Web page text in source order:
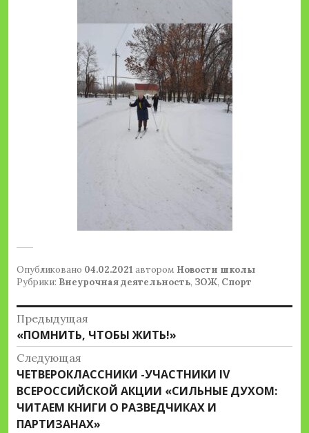
Опубликовано 04.02.2021 автором Новости школы
Рубрики: Внеурочная деятельность, ЗОЖ, Спорт
Навигация
по
записям
Предыдущая
Предыдущая
запись:
«ПОМНИТЬ, ЧТОБЫ ЖИТЬ!»
Следующая
Следующая
запись:
ЧЕТВЕРОКЛАССНИКИ -УЧАСТНИКИ IV
ВСЕРОССИЙСКОЙ АКЦИИ «СИЛЬНЫЕ ДУХОМ:
ЧИТАЕМ КНИГИ О РАЗВЕДЧИКАХ И
ПАРТИЗАНАХ»